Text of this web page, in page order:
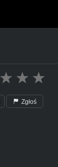
Zgłoś